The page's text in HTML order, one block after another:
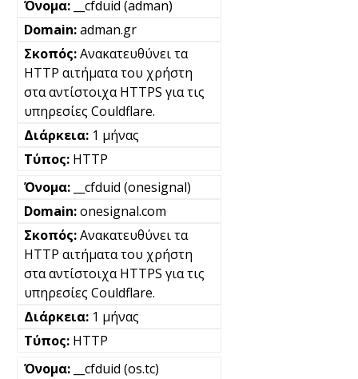
__cfduid (adman)
adman.gr
Ανακατευθύνει τα
HTTP αιτήματα του χρήστη
στα αντίστοιχα HTTPS για τις
υπηρεσίες Couldflare.
1 μήνας
HTTP
__cfduid (onesignal)
onesignal.com
Ανακατευθύνει τα
HTTP αιτήματα του χρήστη
στα αντίστοιχα HTTPS για τις
υπηρεσίες Couldflare.
1 μήνας
HTTP
__cfduid (os.tc)